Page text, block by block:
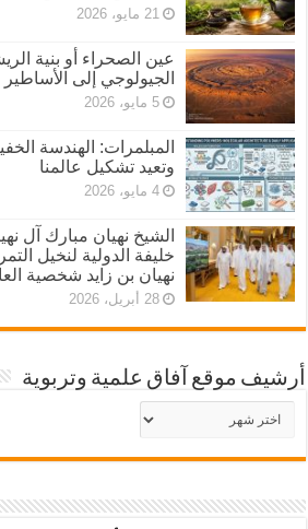
21 مايو، 2026
عين الصحراء أو بنية
الجيولوجي إلى الأساطير
5 مايو، 2026
المبلمرات: الهندسة
وتعيد تشكيل عالمنا
4 مايو، 2026
الشيخ نهيان مبارك آل
خليفة الدولية لنخيل
نهيان بن زايد شخصية العام
28 أبريل، 2026
أرشيف موقع آفاق علمية وتربوية
أرشيف
موقع
آفاق